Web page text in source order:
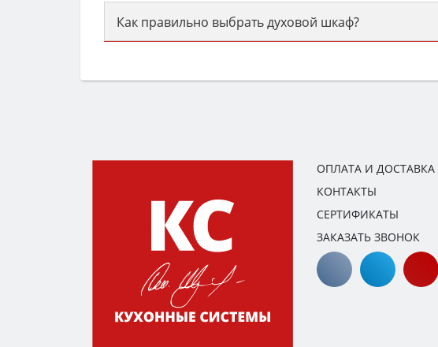
Как правильно выбрать духовой шкаф?
семьи, класс энергопотребления не ниже A и
ОПЛАТА И ДОСТАВКА
КОНТАКТЫ
СЕРТИФИКАТЫ
ЗАКАЗАТЬ ЗВОНОК